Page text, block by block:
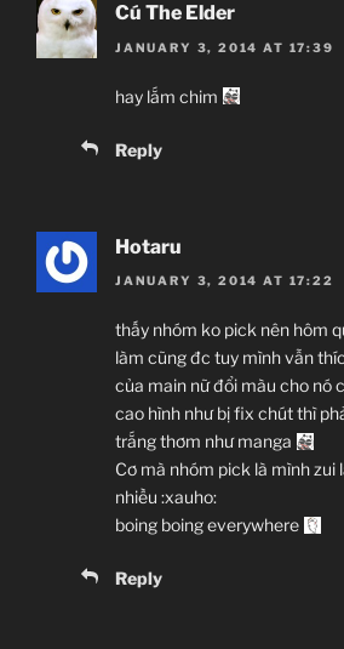
Cú The Elder
JANUARY 3, 2014 AT 17:39
hay lắm chim
Reply
Hotaru
JANUARY 3, 2014 AT 17:22
thấy nhóm ko pick nên hôm
làm cũng đc tuy mình vẫn
của main nữ đổi màu cho nó
cao hình như bị fix chút thì
trắng thơm như manga
Cơ mà nhóm pick là mình zui
nhiều :xauho:
boing boing everywhere
Reply